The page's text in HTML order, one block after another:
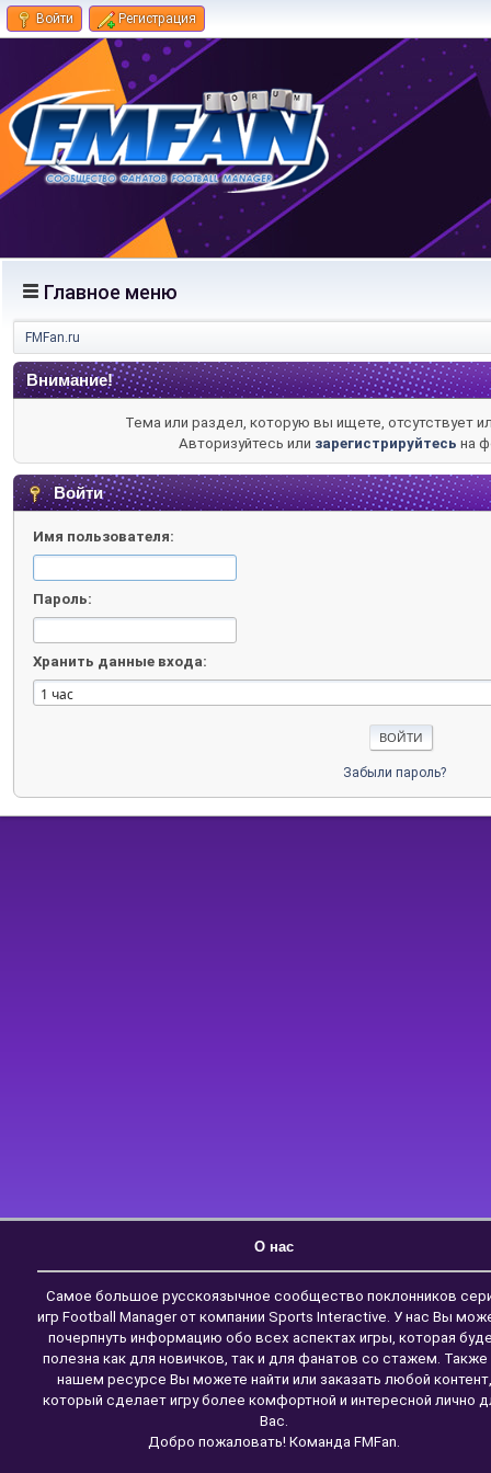
Войти Регистрация
Главное меню
FMFan.ru
Внимание!
Тема или раздел, которую вы ищете, отсутствует
Авторизуйтесь или зарегистрируйтесь на
Войти
Имя пользователя:
Пароль:
Хранить данные входа:
Забыли пароль?
О нас
Самое большое русскоязычное сообщество поклонников
игр Football Manager от компании Sports Interactive. У нас Вы
почерпнуть информацию обо всех аспектах игры, которая
полезна как для новичков, так и для фанатов со стажем. Также
нашем ресурсе Вы можете найти или заказать любой контент,
который сделает игру более комфортной и интересной лично
Вас.
Добро пожаловать! Команда FMFan.